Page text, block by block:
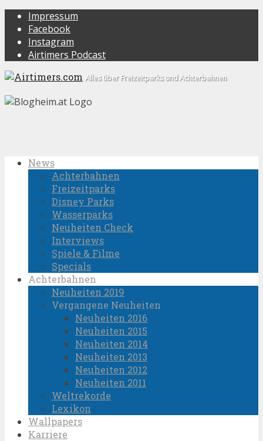
Impressum
Facebook
Instagram
Airtimers Podcast
Alles über Freizeitparks und Achterbahnen
News
Achterbahnen
Freizeitparks
Disney Parks
Wasserparks
Neuheiten Check
Interviews
Spiele & Filme
Specials
Achterbahnen
Neuheiten 2019
Vergangene Neuheiten
Neuheiten 2016
Neuheiten 2015
Neuheiten 2014
Neuheiten 2013
Neuheiten 2012
Neuheiten 2011
Weltrekorde
Lexikon
Wallpapers
Karriere